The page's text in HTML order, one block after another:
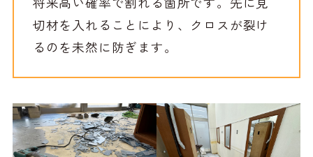
切材を入れることにより、クロスが裂け
るのを未然に防ぎます。